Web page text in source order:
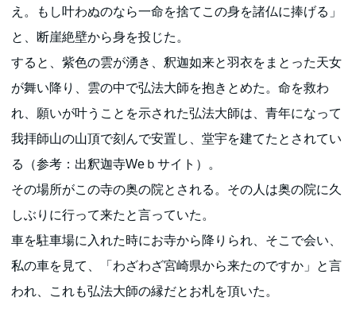
え。もし叶わぬのなら一命を捨てこの身を諸仏に捧げる」
と、断崖絶壁から身を投じた。
すると、紫色の雲が湧き、釈迦如来と羽衣をまとった天女
が舞い降り、雲の中で弘法大師を抱きとめた。命を救わ
れ、願いが叶うことを示された弘法大師は、青年になって
我拝師山の山頂で刻んで安置し、堂宇を建てたとされてい
る（参考：出釈迦寺Weｂサイト）。
その場所がこの寺の奥の院とされる。その人は奥の院に久
しぶりに行って来たと言っていた。
車を駐車場に入れた時にお寺から降りられ、そこで会い、
私の車を見て、「わざわざ宮崎県から来たのですか」と言
われ、これも弘法大師の縁だとお札を頂いた。